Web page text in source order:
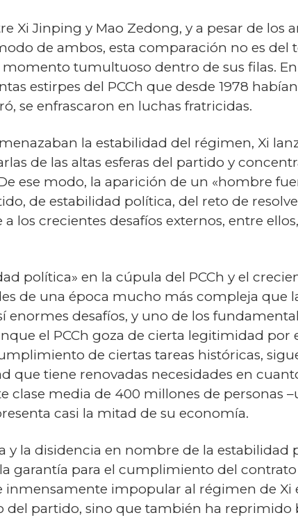
Xi Jinping y Mao Zedong, y a pesar de los
de ambos, esta comparación no es del
tumultuoso dentro de sus filas.
estirpes del PCCh que desde 1978
se enfrascaron en luchas fratricidas.
la estabilidad del régimen, Xi
de las altas esferas del partido y
ese modo, la aparición de un «hombre
de estabilidad política, del reto de
los crecientes desafíos externos, entre
política» en la cúpula del PCCh y el
de una época mucho más compleja que
enormes desafíos, y uno de los
el PCCh goza de cierta legitimidad por
de ciertas tareas históricas,
que tiene renovadas necesidades en
clase media de 400 millones de personas
casi la mitad de su economía.
y la disidencia en nombre de la estabilidad
garantía para el cumplimiento del
inmensamente impopular al régimen de Xi
del partido, sino que también ha reprimido